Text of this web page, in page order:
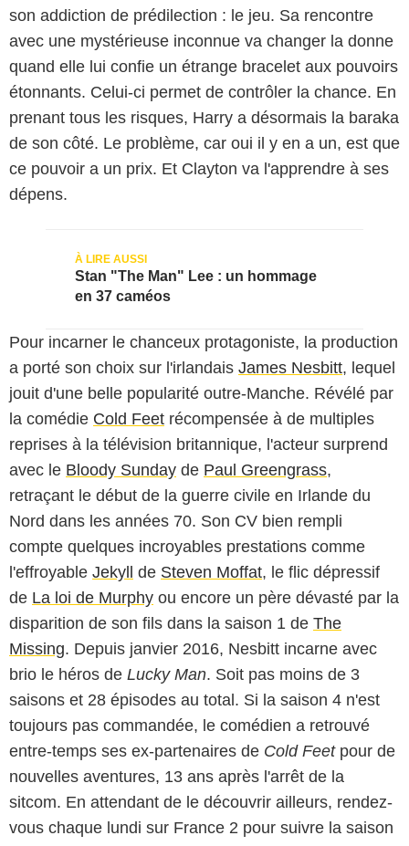
son addiction de prédilection : le jeu. Sa rencontre
avec une mystérieuse inconnue va changer la donne
quand elle lui confie un étrange bracelet aux pouvoirs
étonnants. Celui-ci permet de contrôler la chance. En
prenant tous les risques, Harry a désormais la baraka
de son côté. Le problème, car oui il y en a un, est que
ce pouvoir a un prix. Et Clayton va l'apprendre à ses
dépens.
Stan "The Man" Lee : un hommage
en 37 caméos
Pour incarner le chanceux protagoniste, la production
a porté son choix sur l'irlandais James Nesbitt, lequel
jouit d'une belle popularité outre-Manche. Révélé par
la comédie Cold Feet récompensée à de multiples
reprises à la télévision britannique, l'acteur surprend
avec le Bloody Sunday de Paul Greengrass,
retraçant le début de la guerre civile en Irlande du
Nord dans les années 70. Son CV bien rempli
compte quelques incroyables prestations comme
l'effroyable Jekyll de Steven Moffat, le flic dépressif
de La loi de Murphy ou encore un père dévasté par la
disparition de son fils dans la saison 1 de The
Missing. Depuis janvier 2016, Nesbitt incarne avec
brio le héros de Lucky Man. Soit pas moins de 3
saisons et 28 épisodes au total. Si la saison 4 n'est
toujours pas commandée, le comédien a retrouvé
entre-temps ses ex-partenaires de Cold Feetpour de
nouvelles aventures, 13 ans après l'arrêt de la
sitcom. En attendant de le découvrir ailleurs, rendez-
vous chaque lundi sur France 2 pour suivre la saison